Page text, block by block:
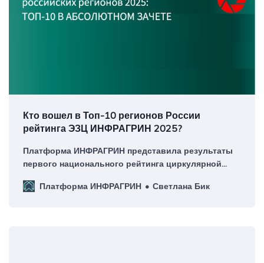
Кто вошел в Топ-10 регионов России
рейтинга ЭЗЦ ИНФРАГРИН 2025?
Платформа ИНФРАГРИН представила результаты
первого национального рейтинга циркулярной
Платформа ИНФРАГРИН
Светлана Бик